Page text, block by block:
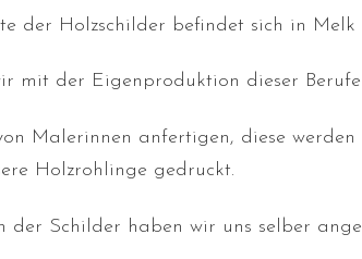
der Holzschilder befindet sich in
mit der Eigenproduktion dieser
Malerinnen anfertigen, diese
Holzrohlinge gedruckt.
der Schilder haben wir uns selber